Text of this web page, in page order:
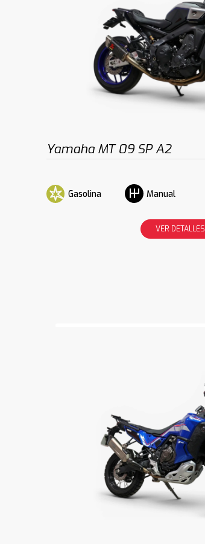
Yamaha MT 09 SP A2
Gasolina Manual
VER DETALLES